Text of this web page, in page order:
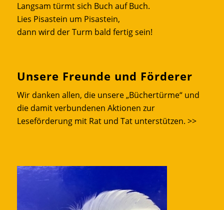
Langsam türmt sich Buch auf Buch.
Lies Pisastein um Pisastein,
dann wird der Turm bald fertig sein!
Unsere Freunde und Förderer
Wir danken allen, die unsere „Büchertürme“ und
die damit verbundenen Aktionen zur
Leseförderung mit Rat und Tat unterstützen. >>